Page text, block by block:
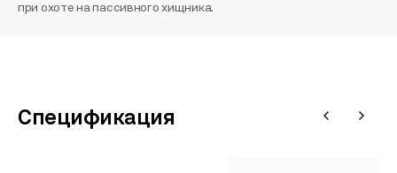
при охоте на пассивного хищника.
Спецификация